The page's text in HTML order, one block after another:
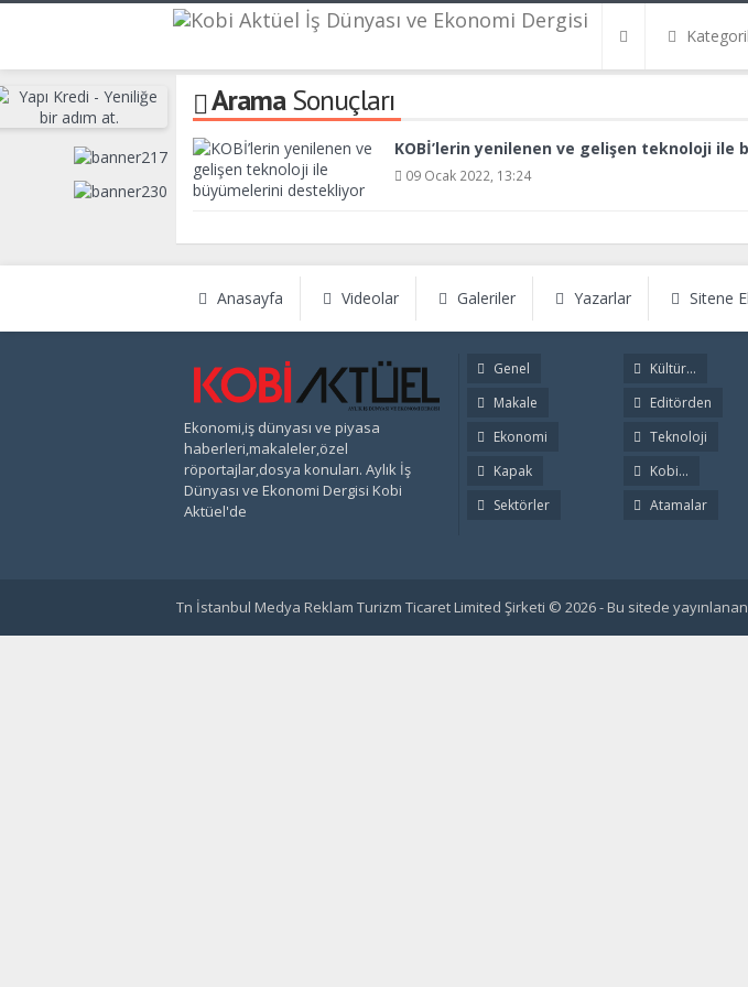
AramaSonuçları
KOBİ’lerin yenilenen ve gelişen teknoloji
09 Ocak 2022, 13:24
Anasayfa Videolar Galeriler Yazarlar Sitene
Ekonomi,iş dünyası ve piyasa
haberleri,makaleler,özel
röportajlar,dosya konuları. Aylık İş
Dünyası ve Ekonomi Dergisi Kobi
Aktüel'de
Genel
Makale
Ekonomi
Kapak
Sektörler
Kültür...
Editörden
Teknoloji
Kobi...
Atamalar
Tn İstanbul Medya Reklam Turizm Ticaret Limited Şirketi © 2026 - Bu sitede